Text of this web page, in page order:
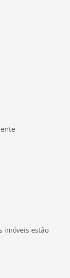
imóveis estão